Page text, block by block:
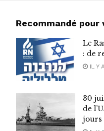
Recommandé pour
Le
: de
IL Y
30
de
jours